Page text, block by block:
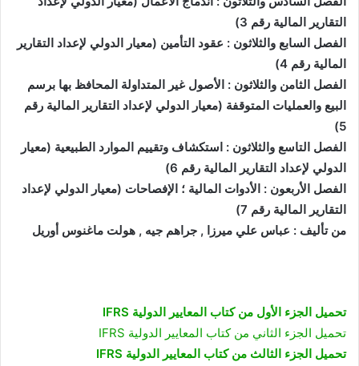
التقارير المالية رقم 3)
الفصل السابع والثلاثون : عقود التأمين (معيار الدولي لإعداد التقارير
المالية رقم 4)
الفصل الثامن والثلاثون : الأصول غير المتداولة المحافظ بها برسم
البيع والعمليات المتوقفة (معيار الدولي لإعداد التقارير المالية رقم
5)
الفصل التاسع والثلاثون : استكشاف وتقييم الموارد الطبيعية (معيار
الدولي لإعداد التقارير المالية رقم 6)
الفصل الأربعون : الأدوات المالية ؛ الإفصاحات (معيار الدولي لإعداد
التقارير المالية رقم 7)
من تأليف : عباس علي ميرزا , جراهم جيه , هولت ماغنوس أوريل
تحميل الجزء الأول من كتاب المعايير الدولية IFRS
تحميل الجزء الثاني من كتاب المعايير الدولية IFRS
تحميل الجزء الثالث من كتاب المعايير الدولية IFRS